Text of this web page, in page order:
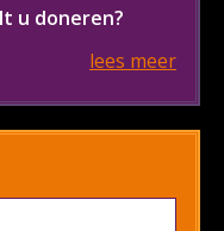
u doneren?
lees meer